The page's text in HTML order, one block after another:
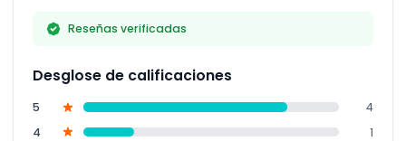
Reseñas verificadas
Desglose de calificaciones
5
4
4
1